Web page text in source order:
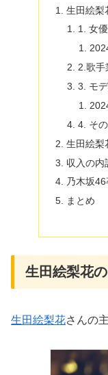
生田絵梨
1. 女
2.歌手
3. モ
4. そ
生田絵梨
収入の内
乃木坂
まとめ
生田絵梨花
生田絵梨花さんの